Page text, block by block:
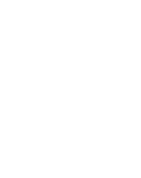
incaltaminte, coafuri, tunsori,